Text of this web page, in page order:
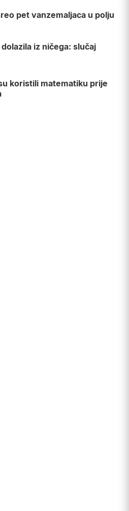
pet vanzemaljaca u polju
iz ničega: slučaj
koristili matematiku prije